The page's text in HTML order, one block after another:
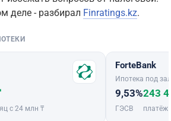
деле - разбирал Finratings.kz.
с 24 млн ₸
ForteBank
Ипотека под
9,53%
ГЭСВ
243
платёж